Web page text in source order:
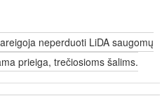
neperduoti LiDA saugomų
prieiga, trečiosioms šalims.